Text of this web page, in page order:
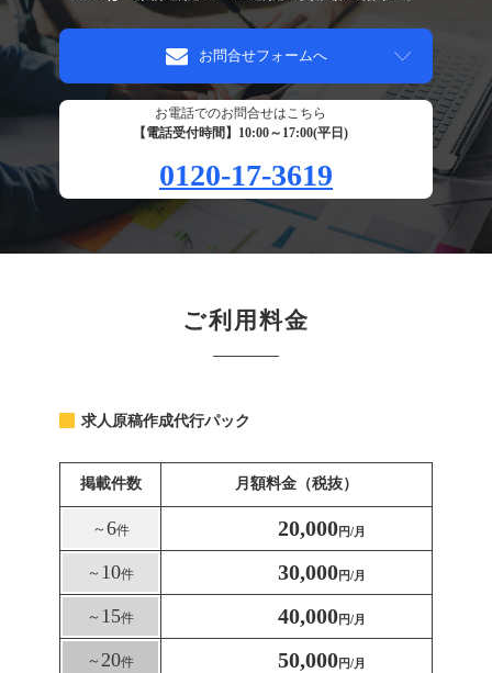
お問合せフォームへ
お電話でのお問合せはこちら
【電話受付時間】10:00～17:00(平日)
0120-17-3619
ご利用料金
求人原稿作成代行パック
掲載件数 月額料金（税抜）
～ 6件 20,000円/月
～ 10件 30,000円/月
～ 15件 40,000円/月
～ 20件 50,000円/月